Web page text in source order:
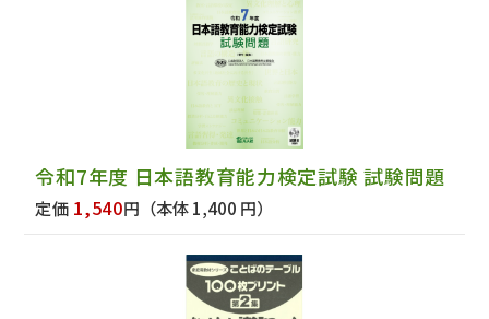
令和7年度 日本語教育能力検定試験 試験問題
定価 1,540円 （本体 1,400 円）